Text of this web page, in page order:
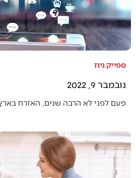
ספייק ניוז
נובמבר 9, 2022
פעם לפני לא הרבה שנים, האזרח